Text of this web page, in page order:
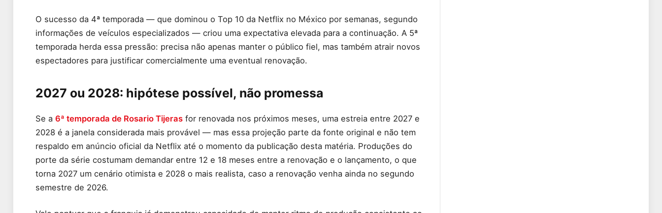
O sucesso da 4ª temporada — que dominou o Top 10 da Netflix no México por semanas, segundo
informações de veículos especializados — criou uma expectativa elevada para a continuação. A 5ª
temporada herda essa pressão: precisa não apenas manter o público fiel, mas também atrair novos
espectadores para justificar comercialmente uma eventual renovação.
2027 ou 2028: hipótese possível, não promessa
Se a 6ª temporada de Rosario Tijeras for renovada nos próximos meses, uma estreia entre 2027 e
2028 é a janela considerada mais provável — mas essa projeção parte da fonte original e não tem
respaldo em anúncio oficial da Netflix até o momento da publicação desta matéria. Produções do
porte da série costumam demandar entre 12 e 18 meses entre a renovação e o lançamento, o que
torna 2027 um cenário otimista e 2028 o mais realista, caso a renovação venha ainda no segundo
semestre de 2026.